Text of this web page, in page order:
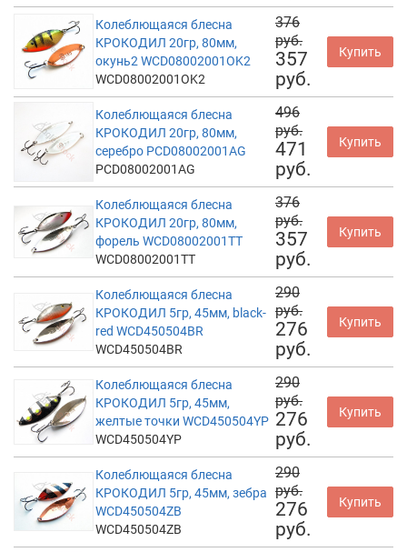
Колеблющаяся блесна
КРОКОДИЛ 20гр, 80мм,
окунь2 WCD08002001OK2
WCD08002001OK2
376
руб.
357
руб.
Купить
Колеблющаяся блесна
КРОКОДИЛ 20гр, 80мм,
серебро PCD08002001AG
PCD08002001AG
496
руб.
471
руб.
Купить
Колеблющаяся блесна
КРОКОДИЛ 20гр, 80мм,
форель WCD08002001TT
WCD08002001TT
376
руб.
357
руб.
Купить
Колеблющаяся блесна
КРОКОДИЛ 5гр, 45мм, black-
red WCD450504BR
WCD450504BR
290
руб.
276
руб.
Купить
Колеблющаяся блесна
КРОКОДИЛ 5гр, 45мм,
желтые точки WCD450504YP
WCD450504YP
290
руб.
276
руб.
Купить
Колеблющаяся блесна
КРОКОДИЛ 5гр, 45мм, зебра
WCD450504ZB
WCD450504ZB
290
руб.
276
руб.
Купить